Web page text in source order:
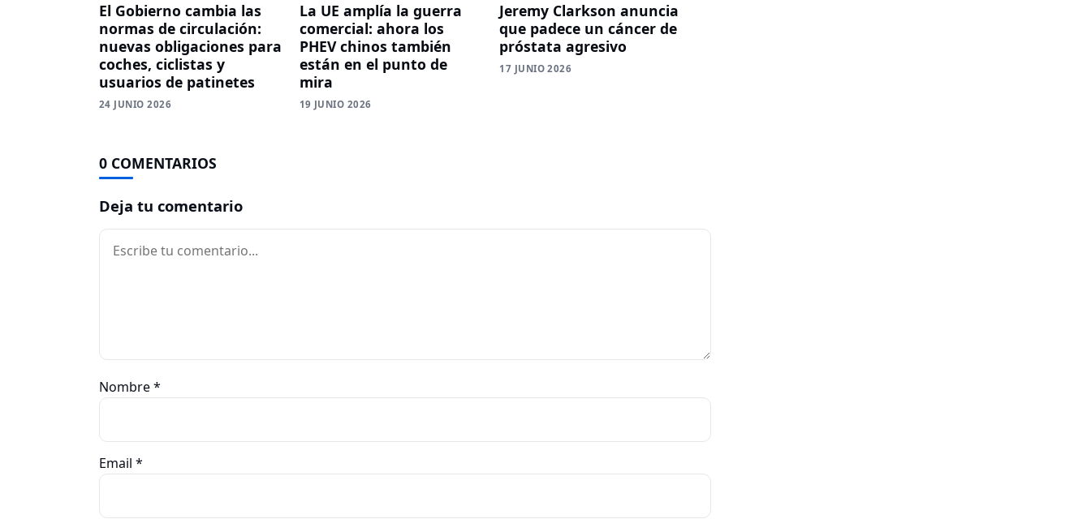
El Gobierno cambia las
normas de circulación:
nuevas obligaciones para
coches, ciclistas y
usuarios de patinetes
24 JUNIO 2026
La UE amplía la guerra
comercial: ahora los
PHEV chinos también
están en el punto de
mira
19 JUNIO 2026
Jeremy Clarkson anuncia
que padece un cáncer de
próstata agresivo
17 JUNIO 2026
0 COMENTARIOS
Deja tu comentario
Comentario
Nombre*
Email *